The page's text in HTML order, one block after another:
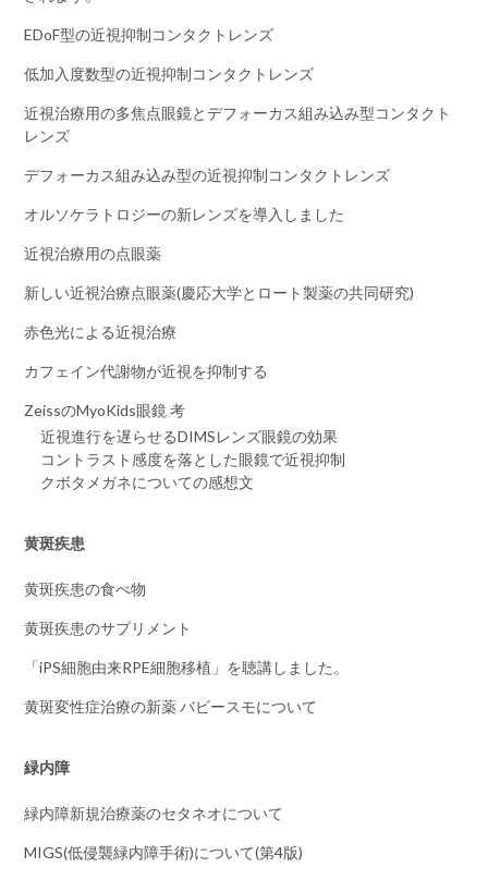
EDoF型の近視抑制コンタクトレンズ
低加入度数型の近視抑制コンタクトレンズ
近視治療用の多焦点眼鏡とデフォーカス組み込み型コンタクト
レンズ
デフォーカス組み込み型の近視抑制コンタクトレンズ
オルソケラトロジーの新レンズを導入しました
近視治療用の点眼薬
新しい近視治療点眼薬(慶応大学とロート製薬の共同研究)
赤色光による近視治療
カフェイン代謝物が近視を抑制する
ZeissのMyoKids眼鏡 考
近視進行を遅らせるDIMSレンズ眼鏡の効果
コントラスト感度を落とした眼鏡で近視抑制
クボタメガネについての感想文
黄斑疾患
黄斑疾患の食べ物
黄斑疾患のサプリメント
「iPS細胞由来RPE細胞移植」を聴講しました。
黄斑変性症治療の新薬 バビースモについて
緑内障
緑内障新規治療薬のセタネオについて
MIGS(低侵襲緑内障手術)について(第4版)